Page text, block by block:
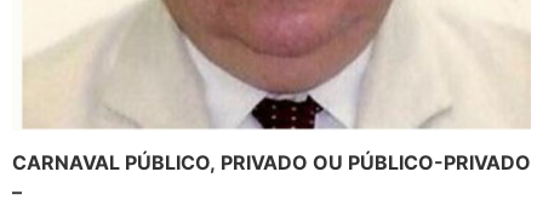
CARNAVAL PÚBLICO, PRIVADO OU PÚBLICO-PRIVADO
–